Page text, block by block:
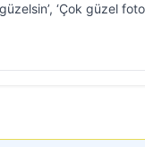
‘Çok güzel